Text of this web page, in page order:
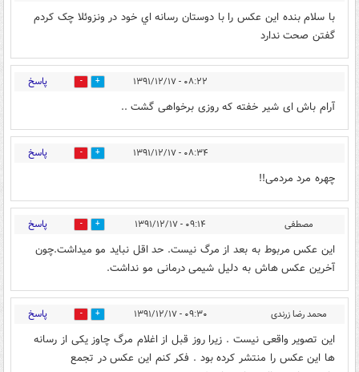
با سلام بنده اين عکس را با دوستان رسانه اي خود در ونزوئلا چک کردم
گفتن صحت ندارد
۰۸:۲۲ - ۱۳۹۱/۱۲/۱۷ 0 پاسخ
آرام باش ای شیر خفته که روزی برخواهی گشت ..
۰۸:۳۴ - ۱۳۹۱/۱۲/۱۷ 0 پاسخ
چهره مرد مردمی!!
مصطفی ۰۹:۱۴ - ۱۳۹۱/۱۲/۱۷ 0 پاسخ
این عکس مربوط به بعد از مرگ نیست. حد اقل نباید مو میداشت.چون
آخرین عکس هاش به دلیل شیمی درمانی مو نداشت.
محمد رضا زرندی ۰۹:۳۰ - ۱۳۹۱/۱۲/۱۷ 0 پاسخ
این تصویر واقعی نیست . زیرا روز قبل از اغلام مرگ چاوز یکی از رسانه
ها این عکس را منتشر کرده بود . فکر کنم این عکس در تجمع